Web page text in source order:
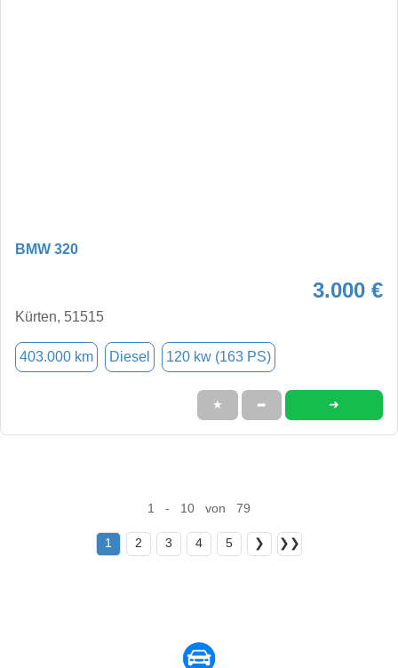
BMW 320
3.000 €
Kürten, 51515
403.000 km Diesel 120 kw (163 PS)
★ ➦ ➜
1 - 10 von 79
1 2 3 4 5 ❯ ❯❯